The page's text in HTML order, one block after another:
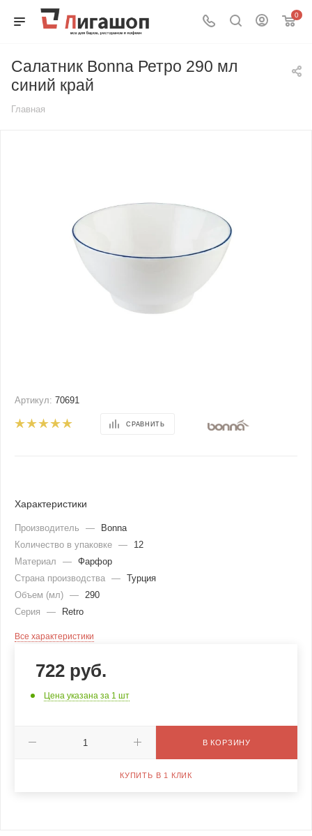
0
Салатник Bonna Ретро 290 мл
синий край
Главная
Артикул: 70691
СРАВНИТЬ
Характеристики
Производитель —
Bonna
Количество в упаковке —
12
Материал
— Фарфор
Страна производства — Турция
Объем (мл) — 290
Серия
— Retro
Все характеристики
722 руб.
Цена указана за 1 шт
В КОРЗИНУ
КУПИТЬ В 1 КЛИК